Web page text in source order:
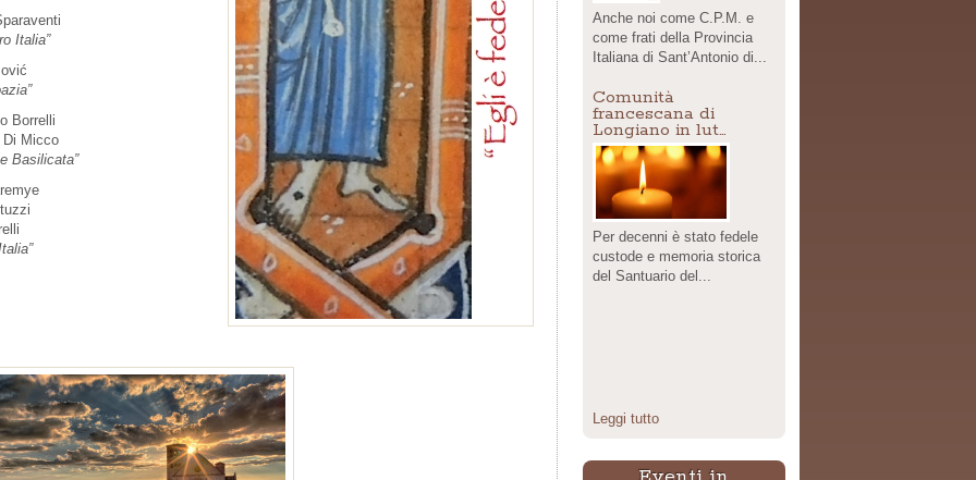
Italia”
Borrelli
Di Micco
Basilicata”
Anche noi come C.P.M. e
come frati della Provincia
Italiana di Sant’Antonio di...
Comunità
francescana di
Longiano in lut…
Per decenni è stato fedele
custode e memoria storica
del Santuario del...
Leggi tutto